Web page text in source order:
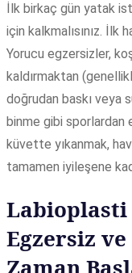
İlk birkaç gün yatak
için kalkmalısınız. İlk
Yorucu egzersizler,
kaldırmaktan
doğrudan baskı veya
binme gibi sporlardan
küvette yıkanmak,
tamamen iyileşene
Labioplasti
Egzersiz